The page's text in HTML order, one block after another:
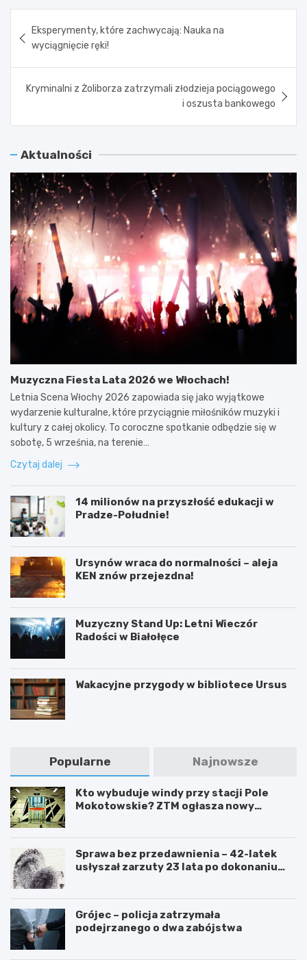
wpisu
Eksperymenty, które zachwycają: Nauka na
wyciągnięcie ręki!
Kryminalni z Żoliborza zatrzymali złodzieja pociągowego
i oszusta bankowego
Aktualności
Muzyczna Fiesta Lata 2026 we Włochach!
Letnia Scena Włochy 2026 zapowiada się jako wyjątkowe
wydarzenie kulturalne, które przyciągnie miłośników muzyki i
kultury z całej okolicy. To coroczne spotkanie odbędzie się w
sobotę, 5 września, na terenie…
Czytaj dalej
14 milionów na przyszłość edukacji w
Pradze-Południe!
Ursynów wraca do normalności – aleja
KEN znów przejezdna!
Muzyczny Stand Up: Letni Wieczór
Radości w Białołęce
Wakacyjne przygody w bibliotece Ursus
Popularne Najnowsze
Kto wybuduje windy przy stacji Pole
Mokotowskie? ZTM ogłasza nowy
Sprawa bez przedawnienia – 42-latek
usłyszał zarzuty 23 lata po dokonaniu
Grójec – policja zatrzymała
podejrzanego o dwa zabójstwa